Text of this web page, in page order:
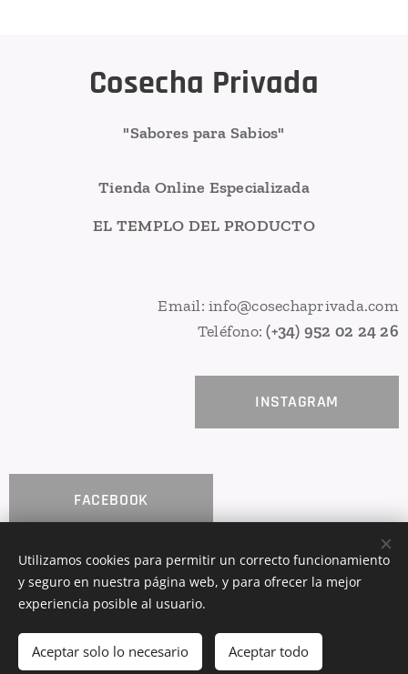
Añadir a la cesta
Cosecha Privada
"Sabores para Sabios"
Tienda Online Especializada
EL TEMPLO DEL PRODUCTO
Email: info@cosechaprivada.com
Teléfono:(+34) 952 02 24 26
INSTAGRAM
FACEBOOK
COSECHA PRIVADA Cookies
Utilizamos cookies para permitir un correcto funcionamiento
y seguro en nuestra página web, y para ofrecer la mejor
experiencia posible al usuario.
Aceptar solo lo necesario Aceptar todo